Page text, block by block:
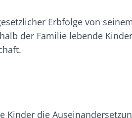
Erbfolge von
der Familie lebende
Kinder die